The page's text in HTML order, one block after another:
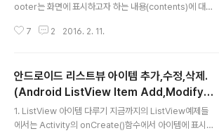
ooter는 화면에 표시하고자 하는 내용(contents)에 대한
은)을 제공할 때 사용합니다. (물론 "일반적"일 뿐이고 개발
ListView의 아이템이 나타내는 특징을 표현할 수 있는 제
목을 Header에 표시하고 ListView의 아이템을 다루는
기능을 수행하는 버튼 등을 Footer에 표시하는거죠. List
View의 Header와 Footer에는 각각 별도의 View를 지
정할 수 있습니다. 그 말은 Header와 Footer에 각각의 L
7 2 2016. 2. 11.
안드로이드 리스트뷰 아이템 추가,수정,삭제.
(Android ListView Item Add,Modify,D
elete)
1. ListView 아이템 다루기 지금까지의 ListView예제들
에서는 Activity의 onCreate()함수에서 아이템에 표시